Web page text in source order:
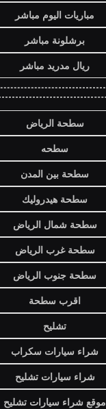
مباريات اليوم مباشر
برشلونة مباشر
ريال مدريد مباشر
سطحة الرياض
سطحه
سطحة بين المدن
سطحة هيدروليك
سطحة شمال الرياض
سطحة غرب الرياض
سطحة جنوب الرياض
اقرب سطحة
تشليح
شراء سيارات سكراب
شراء سيارات تشليح
موقع شراء سيارات تشليح